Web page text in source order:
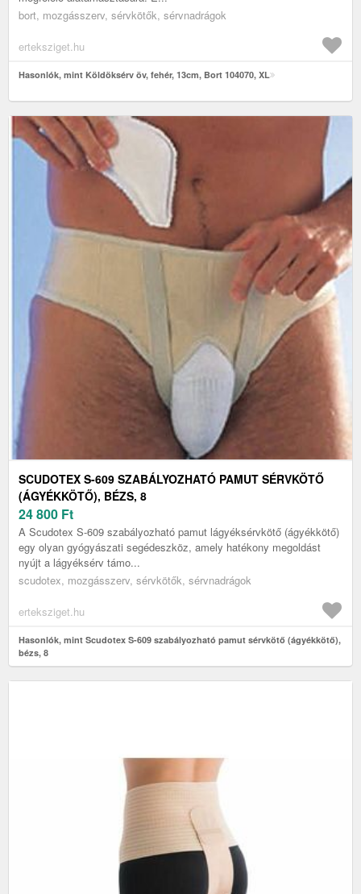
bort, mozgásszerv, sérvkötők, sérvnadrágok
erteksziget.hu
Hasonlók, mint Köldöksérv öv, fehér, 13cm, Bort 104070, XL
SCUDOTEX S-609 SZABÁLYOZHATÓ PAMUT SÉRVKÖTŐ
(ÁGYÉKKÖTŐ), BÉZS, 8
24 800 Ft
A Scudotex S-609 szabályozható pamut lágyéksérvkötő (ágyékkötő)
egy olyan gyógyászati segédeszköz, amely hatékony megoldást
nyújt a lágyéksérv támo...
scudotex, mozgásszerv, sérvkötők, sérvnadrágok
erteksziget.hu
Hasonlók, mint Scudotex S-609 szabályozható pamut sérvkötő (ágyékkötő),
bézs, 8